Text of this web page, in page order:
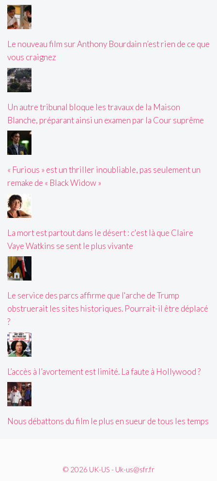
Le nouveau film sur Anthony Bourdain n’est rien de ce que
vous craignez
Un autre tribunal bloque les travaux de la Maison
Blanche, préparant ainsi un examen par la Cour suprême
« Furious » est un thriller inoubliable, pas seulement un
remake de « Black Widow »
La mort est partout dans le désert : c'est là que Claire
Vaye Watkins se sent le plus vivante
Le service des parcs affirme que l'arche de Trump
obstruerait les sites historiques. Pourrait-il être déplacé
?
L’accès à l’avortement est limité. La faute à Hollywood ?
Nous débattons du film le plus en sueur de tous les temps
© 2026 UK-US - Uk-us@sfr.fr